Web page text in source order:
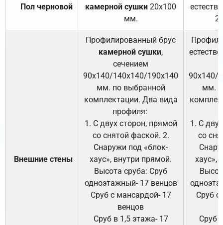
Пол черновой
камерной сушки 20х100
мм.
Внешние стены
Профилированный брус
камерной сушки,
сечением
90х140/140х140/190х140
мм. по выбранной
комплектации. Два вида
профиля:
1. С двух сторон, прямой
со снятой фаской. 2.
Снаружи под «блок-
хаус», внутри прямой.
Высота сруба: Сруб
одноэтажный- 17 венцов
Сруб с мансардой- 17
венцов
Сруб в 1,5 этажа- 17
90х140/
мм.
1. С
со
хаус»,
Сруб с
Сруб